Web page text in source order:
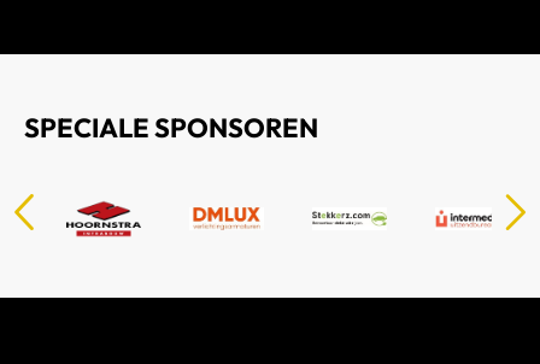
SPECIALE SPONSOREN